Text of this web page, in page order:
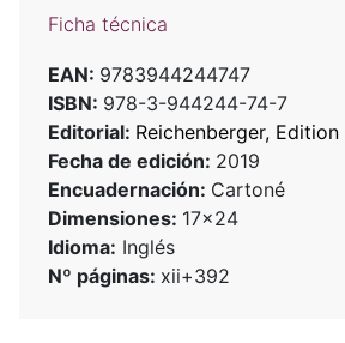
Ficha técnica
EAN: 9783944244747
ISBN: 978-3-944244-74-7
Editorial: Reichenberger, Edition
Fecha de edición: 2019
Encuadernación: Cartoné
Dimensiones: 17x24
Idioma: Inglés
Nº páginas: xii+392